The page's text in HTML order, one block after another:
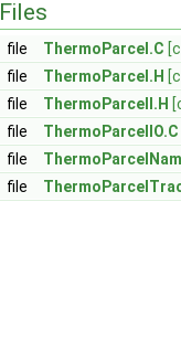
Files
file ThermoParcel.C
file
ThermoParcel.H
file
ThermoParcelI.H
file
ThermoParcelIO.C
file
file